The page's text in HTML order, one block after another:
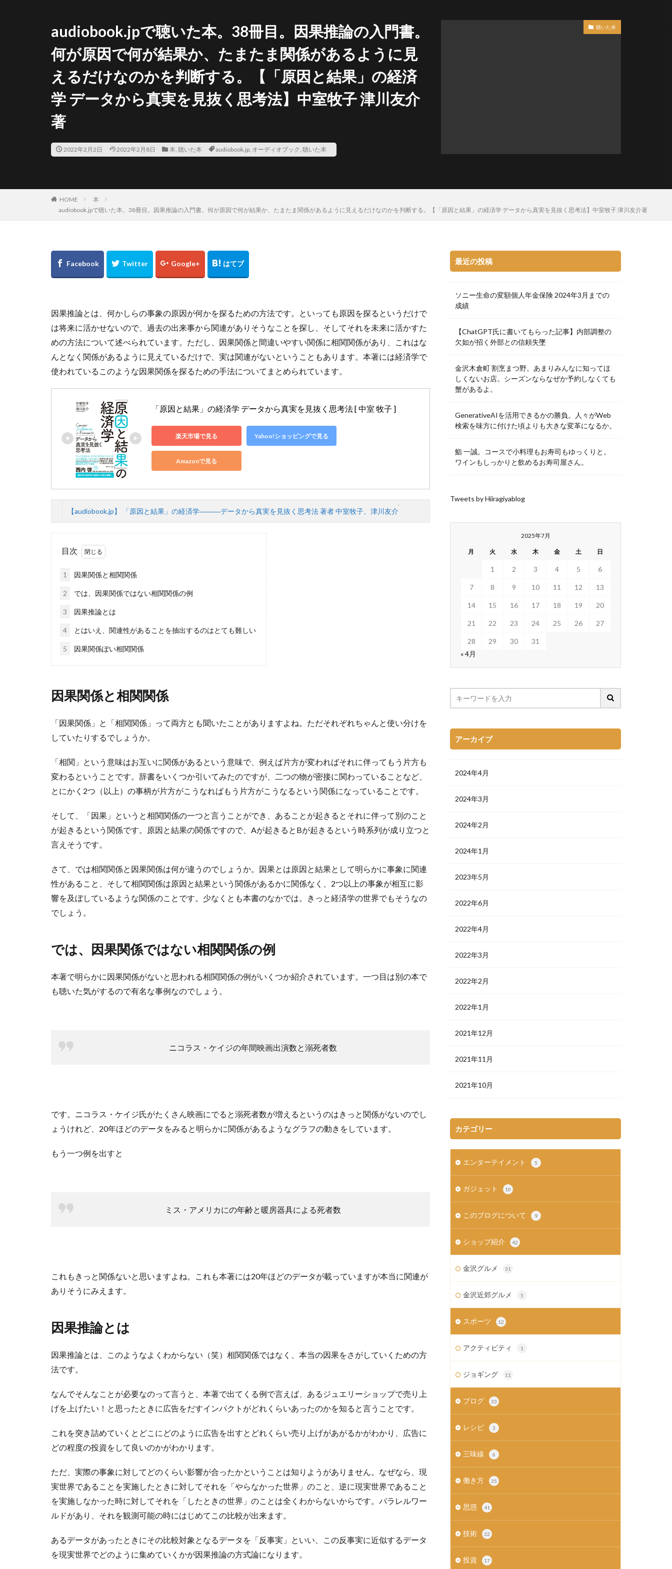
audiobook.jpで聴いた本。38冊目。因果推論の入門書。
何が原因で何が結果か、たまたま関係があるように見
えるだけなのかを判断する。【「原因と結果」の経済
学 データから真実を見抜く思考法】中室牧子 津川友介
著
2022年2月2日 2022年2月8日 本, 聴いた本 audiobook.jp, オーディオブック, 聴いた本
聴いた本
HOME
本
audiobook.jpで聴いた本。38冊目。因果推論の入門書。何が原因で何が結果か、たまたま関係があるように見えるだけなのかを判断する。【「原因と結果」の経済学 データから真実を見抜く思考法】中室牧子 津川友介著
因果推論とは、何かしらの事象の原因が何かを探るための方法です。といっても原因を探るというだけで
は将来に活かせないので、過去の出来事から関連がありそうなことを探し、そしてそれを未来に活かすた
めの方法について述べられています。ただし、因果関係と間違いやすい関係に相関関係があり、これはな
んとなく関係があるように見えているだけで、実は関連がないということもあります。本著には経済学で
使われているこのような因果関係を探るための手法についてまとめられています。
「原因と結果」の経済学 データから真実を見抜く思考法 [ 中室 牧子 ]
楽天市場で見る Yahoo!ショッピングで見る
Amazonで見る
【audiobook.jp】 「原因と結果」の経済学―――データから真実を見抜く思考法 著者 中室牧子、津川友介
目次
1 因果関係と相関関係
2 では、因果関係ではない相関関係の例
3 因果推論とは
4 とはいえ、関連性があることを抽出するのはとても難しい
5 因果関係ぽい相関関係
因果関係と相関関係
「因果関係」と「相関関係」って両方とも聞いたことがありますよね。ただそれぞれちゃんと使い分けを
していたりするでしょうか。
「相関」という意味はお互いに関係があるという意味で、例えば片方が変わればそれに伴ってもう片方も
変わるということです。辞書をいくつか引いてみたのですが、二つの物が密接に関わっていることなど、
とにかく2つ（以上）の事柄が片方がこうなればもう片方がこうなるという関係になっていることです。
そして、「因果」というと相関関係の一つと言うことができ、あることが起きるとそれに伴って別のこと
が起きるという関係です。原因と結果の関係ですので、Aが起きるとBが起きるという時系列が成り立つと
言えそうです。
さて、では相関関係と因果関係は何が違うのでしょうか。因果とは原因と結果として明らかに事象に関連
性があること、そして相関関係は原因と結果という関係があるかに関係なく、2つ以上の事象が相互に影
響を及ぼしているような関係のことです。少なくとも本書のなかでは。きっと経済学の世界でもそうなの
でしょう。
では、因果関係ではない相関関係の例
本著で明らかに因果関係がないと思われる相関関係の例がいくつか紹介されています。一つ目は別の本で
も聴いた気がするので有名な事例なのでしょう。
ニコラス・ケイジの年間映画出演数と溺死者数
です。ニコラス・ケイジ氏がたくさん映画にでると溺死者数が増えるというのはきっと関係がないのでし
ょうけれど、20年ほどのデータをみると明らかに関係があるようなグラフの動きをしています。
もう一つ例を出すと
ミス・アメリカにの年齢と暖房器具による死者数
これもきっと関係ないと思いますよね。これも本著には20年ほどのデータが載っていますが本当に関連が
ありそうにみえます。
因果推論とは
因果推論とは、このようなよくわからない（笑）相関関係ではなく、本当の因果をさがしていくための方
法です。
なんでそんなことが必要なのって言うと、本著で出てくる例で言えば、あるジュエリーショップで売り上
げを上げたい！と思ったときに広告をだすインパクトがどれくらいあったのかを知ると言うことです。
これを突き詰めていくとどこにどのように広告を出すとどれくらい売り上げがあがるかがわかり、広告に
どの程度の投資をして良いのかがわかります。
ただ、実際の事象に対してどのくらい影響が合ったかということは知りようがありません。なぜなら、現
実世界であることを実施したときに対してそれを「やらなかった世界」のこと、逆に現実世界であること
を実施しなかった時に対してそれを「したときの世界」のことは全くわからないからです。パラレルワー
ルドがあり、それを観測可能の時にはじめてこの比較が出来ます。
あるデータがあったときにその比較対象となるデータを「反事実」といい、この反事実に近似するデータ
を現実世界でどのように集めていくかが因果推論の方式論になります。
最近の投稿
ソニー生命の変額個人年金保険 2024年3月までの
成績
【ChatGPT氏に書いてもらった記事】内部調整の
欠如が招く外部との信頼失墜
金沢木倉町 割烹まつ野。あまりみんなに知ってほ
しくないお店。シーズンならなぜか予約しなくても
蟹があるよ。
GenerativeAIを活用できるかの勝負。人々がWeb
検索を味方に付けた頃よりも大きな変革になるか。
鮨 一誠。コースで小料理もお寿司もゆっくりと。
ワインもしっかりと飲めるお寿司屋さん。
Tweets by Hiiragiyablog
2025年7月
月 火 水 木 金 土 日
1 2 3 4 5 6
7 8 9 10 11 12 13
14 15 16 17 18 19 20
21 22 23 24 25 26 27
28 29 30
31
« 4月
アーカイブ
2024年4月
2024年3月
2024年2月
2024年1月
2023年5月
2022年6月
2022年4月
2022年3月
2022年2月
2022年1月
2021年12月
2021年11月
2021年10月
カテゴリー
エンターテイメント 5
ガジェット 10
このブログについて 9
ショップ紹介 42
金沢グルメ 31
金沢近郊グルメ 5
スポーツ 12
アクティビティ 1
ジョギング 11
ブログ 33
レシピ 3
三味線 6
働き方 35
思惑 41
技術 32
投資 17